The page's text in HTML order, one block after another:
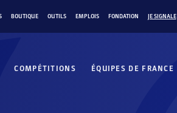
BOUTIQUE OUTILS EMPLOIS FONDATION JE SIGNALE
COMPÉTITIONS ÉQUIPES DE FRANCE